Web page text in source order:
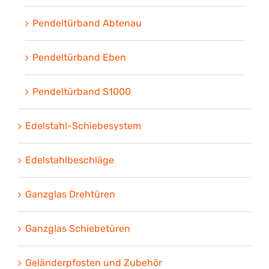
Pendeltürband Abtenau
Pendeltürband Eben
Pendeltürband S1000
Edelstahl-Schiebesystem
Edelstahlbeschläge
Ganzglas Drehtüren
Ganzglas Schiebetüren
Geländerpfosten und Zubehör